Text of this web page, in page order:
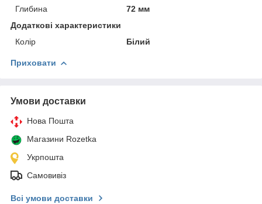
Глибина
72 мм
Додаткові характеристики
Колір
Білий
Приховати
Умови доставки
Нова Пошта
Магазини Rozetka
Укрпошта
Самовивіз
Всі умови доставки